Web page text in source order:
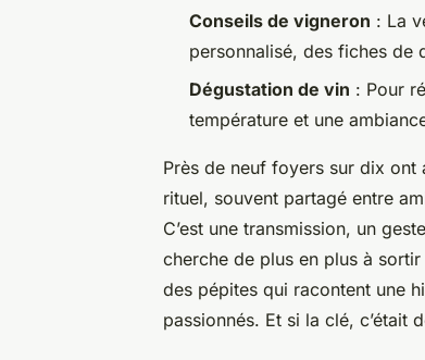
Conseils de vigneron : La
personnalisé, des fiches de
Dégustation de vin : Pour
température et une
Près de neuf foyers sur dix
rituel, souvent partagé entre
C’est une transmission, un
cherche de plus en plus à
des pépites qui racontent une
passionnés. Et si la clé, c’était